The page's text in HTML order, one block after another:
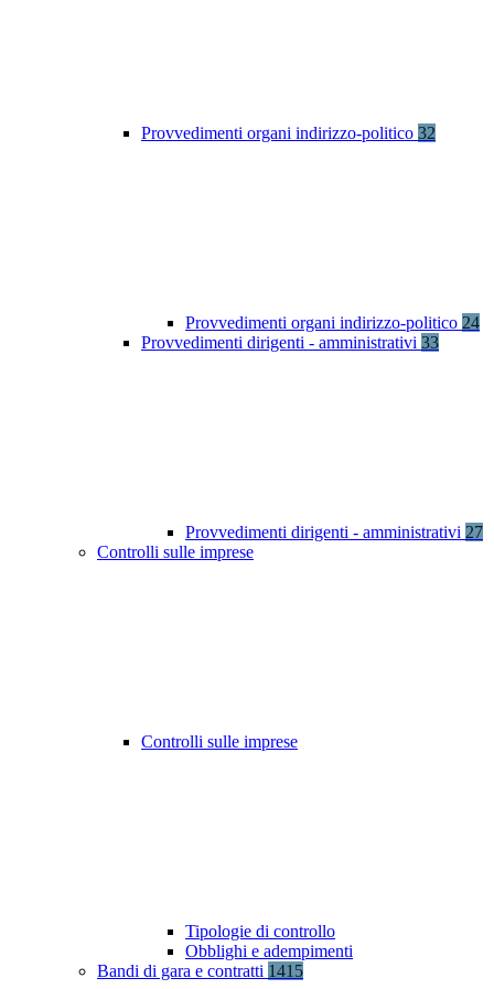
Provvedimenti organi indirizzo-politico 32
Provvedimenti organi indirizzo-politico 24
Provvedimenti dirigenti - amministrativi 33
Provvedimenti dirigenti - amministrativi 27
Controlli sulle imprese
Controlli sulle imprese
Tipologie di controllo
Obblighi e adempimenti
Bandi di gara e contratti 1415